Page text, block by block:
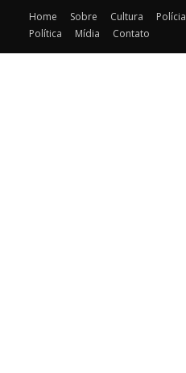
Home Sobre Cultura Polícia
Política
Mídia Contato